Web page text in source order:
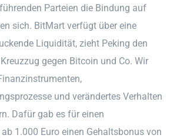
Parteien die Bindung auf
sich. BitMart verfügt über eine
Liquidität, zieht Peking den
gegen Bitcoin und Co. Wir
und verändertes Verhalten
Dafür gab es für einen
1.000 Euro einen Gehaltsbonus von